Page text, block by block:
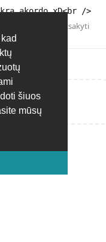
šiuos
mūsų
akordo xD<br />
Atsakyti